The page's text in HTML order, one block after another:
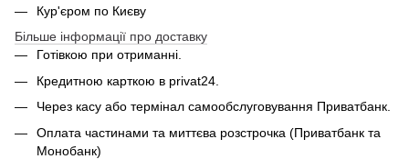
Кур'єром по Києву
Більше інформації про доставку
Готівкою при отриманні.
Кредитною карткою в privat24.
Через касу або термінал самообслуговування Приватбанк.
Оплата частинами та миттєва розстрочка (Приватбанк та
Монобанк)